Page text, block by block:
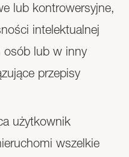
lub kontrowersyjne,
intelektualnej
osób lub w inny
przepisy
użytkownik
wszelkie